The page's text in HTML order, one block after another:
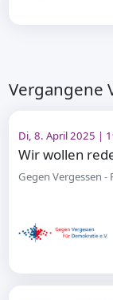
Vergangene
Di, 8. April 2025 |
Gegen Vergessen -